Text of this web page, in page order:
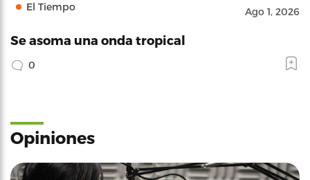
El Tiempo Ago 1, 2026
Se asoma una onda tropical
0
Opiniones